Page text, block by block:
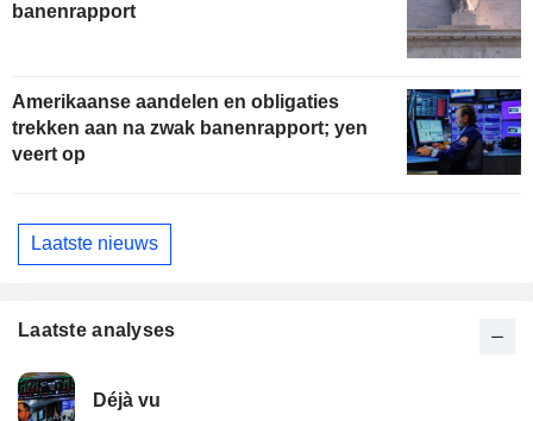
banenrapport
Amerikaanse aandelen en obligaties
trekken aan na zwak banenrapport; yen
veert op
Laatste nieuws
Laatste analyses
Déjà vu